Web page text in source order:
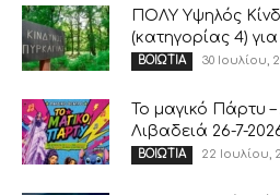
ΠΟΛΥ Υψηλός
(κατηγορίας 4)
ΒΟΙΩΤΙΑ 30 Ιουλίου,
Το μαγικό Πάρτυ
Λιβαδειά 26-7-
ΒΟΙΩΤΙΑ 22 Ιουλίου,